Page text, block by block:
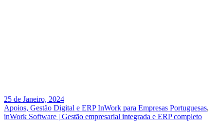
25 de Janeiro, 2024
Apoios, Gestão Digital e ERP InWork para Empresas Portuguesas,
inWork Software | Gestão empresarial integrada e ERP completo